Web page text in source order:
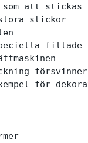
som att
stickor
filtade
för